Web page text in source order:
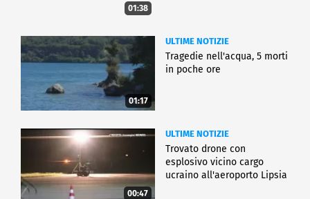
01:38
01:17
ULTIME NOTIZIE
Tragedie nell'acqua, 5 morti
in poche ore
00:47
ULTIME NOTIZIE
Trovato drone con
esplosivo vicino cargo
ucraino all'aeroporto Lipsia